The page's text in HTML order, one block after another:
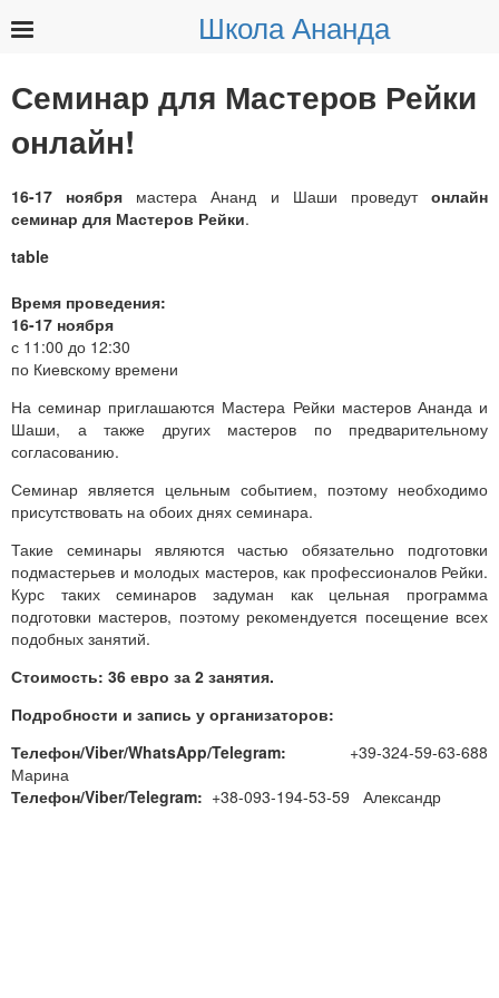
Школа Ананда
Семинар для Мастеров Рейки
онлайн!
16-17 ноября мастера Ананд и Шаши проведутонлайн
семинар для Мастеров Рейки.
Время проведения:
16-17 ноября
с 11:00 до 12:30
по Киевскому времени
На семинар приглашаются Мастера Рейки мастеров Ананда и
Шаши, а также других мастеров по предварительному
согласованию.
Семинар является цельным событием, поэтому необходимо
присутствовать на обоих днях семинара.
Такие семинары являются частью обязательно подготовки
подмастерьев и молодых мастеров, как профессионалов Рейки.
Курс таких семинаров задуман как цельная программа
подготовки мастеров, поэтому рекомендуется посещение всех
подобных занятий.
Стоимость: 36 евро за 2 занятия.
Подробности и запись у организаторов:
Телефон/Viber/WhatsApp/Telegram: +39-324-59-63-688
Марина
Телефон/Viber/Telegram: +38-093-194-53-59 Александр